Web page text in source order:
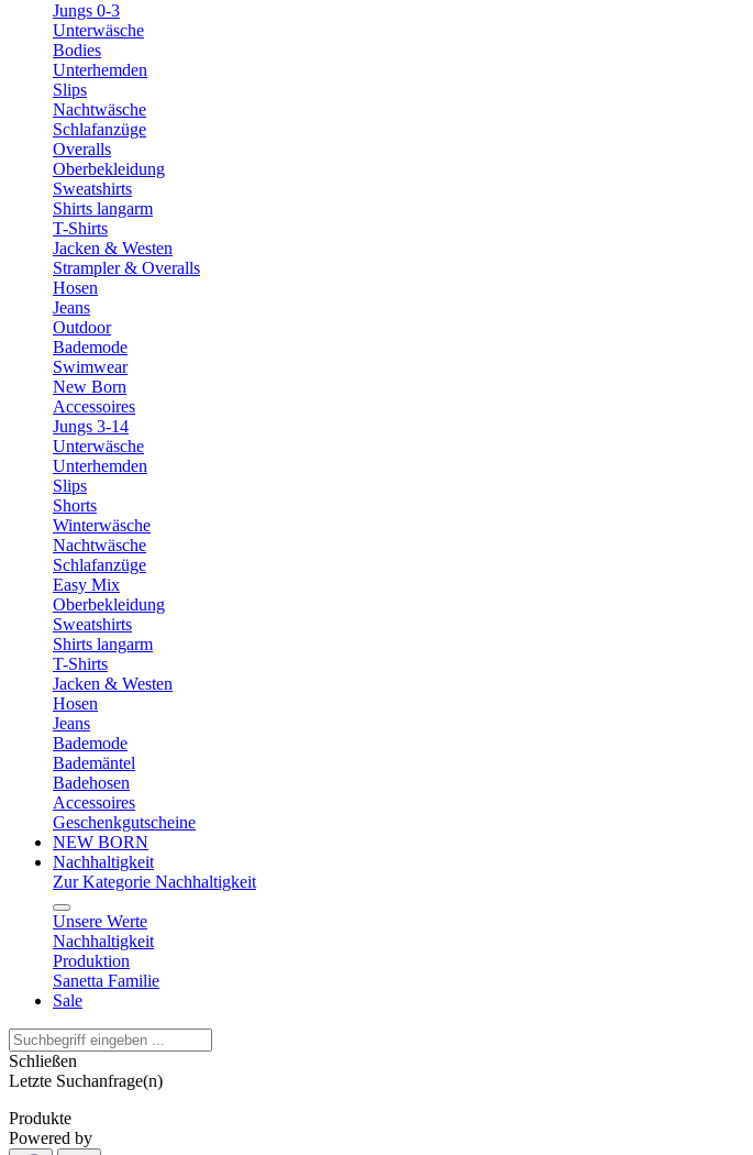
Jungs 0-3
Unterwäsche
Bodies
Unterhemden
Slips
Nachtwäsche
Schlafanzüge
Overalls
Oberbekleidung
Sweatshirts
Shirts langarm
T-Shirts
Jacken & Westen
Strampler & Overalls
Hosen
Jeans
Outdoor
Bademode
Swimwear
New Born
Accessoires
Jungs 3-14
Unterwäsche
Unterhemden
Slips
Shorts
Winterwäsche
Nachtwäsche
Schlafanzüge
Easy Mix
Oberbekleidung
Sweatshirts
Shirts langarm
T-Shirts
Jacken & Westen
Hosen
Jeans
Bademode
Bademäntel
Badehosen
Accessoires
Geschenkgutscheine
NEW BORN
Nachhaltigkeit
Zur Kategorie Nachhaltigkeit
Unsere Werte
Nachhaltigkeit
Produktion
Sanetta Familie
Sale
Schließen
Letzte Suchanfrage(n)
Produkte
Powered by